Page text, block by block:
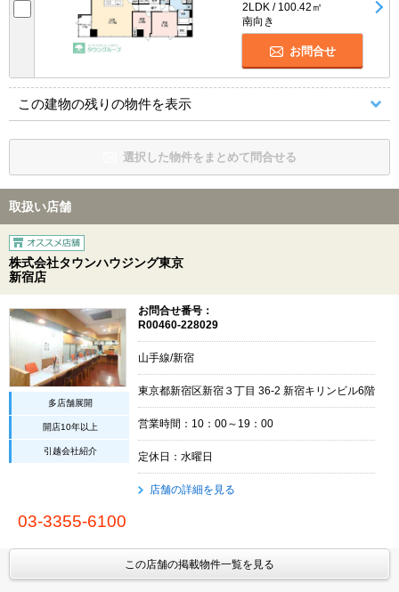
2LDK / 100.42㎡
南向き
お問合せ
この建物の残りの物件を表示
選択した物件をまとめて問合せる
取扱い店舗
株式会社タウンハウジング東京
新宿店
多店舗展開
開店10年以上
引越会社紹介
お問合せ番号：
R00460-228029
山手線/新宿
東京都新宿区新宿３丁目 36-2 新宿キリンビル6階
営業時間：10：00～19：00
定休日：水曜日
店舗の詳細を見る
03-3355-6100
この店舗の掲載物件一覧を見る